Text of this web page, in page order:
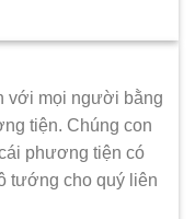
với mọi người bằng
tiện. Chúng con
phương tiện có
tướng cho quý liên